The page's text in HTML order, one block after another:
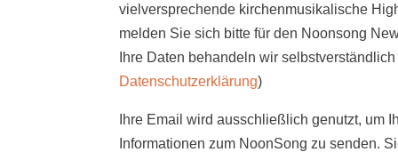
vielversprechende kirchenmusikalische
melden Sie sich bittefür den Noonsong
Ihre Daten behandeln wir
Datenschutzerklärung)
Ihre Email wird ausschließlich genutzt, um
Informationen zum NoonSong zu senden.